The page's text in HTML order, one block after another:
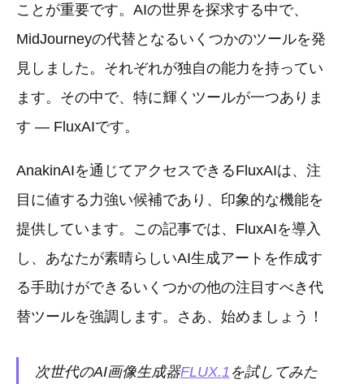
ことが重要です。AIの世界を探求する中で、
MidJourneyの代替となるいくつかのツールを発
見しました。それぞれが独自の能力を持ってい
ます。その中で、特に輝くツールが一つありま
す — FluxAIです。
AnakinAIを通じてアクセスできるFluxAIは、注
目に値する力強い候補であり、印象的な機能を
提供しています。この記事では、FluxAIを導入
し、あなたが素晴らしいAI生成アートを作成す
る手助けができるいくつかの他の注目すべき代
替ツールを強調します。さあ、始めましょう！
次世代のAI画像生成器FLUX.1 を試してみた